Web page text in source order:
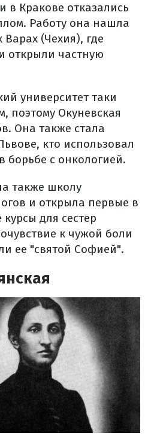
в Кракове отказались
Работу она нашла
(Чехия), где
открыли частную
университет таки
поэтому Окуневская
Она также стала
кто использовал
борьбе с онкологией.
также школу
и открыла первые в
для сестер
к чужой боли
ее "святой Софией".